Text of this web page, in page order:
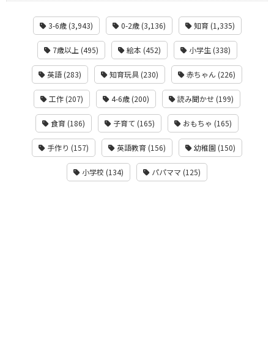
3-6歳 (3,943) 0-2歳 (3,136) 知育 (1,335)
7歳以上 (495) 絵本 (452) 小学生 (338)
英語 (283) 知育玩具 (230) 赤ちゃん (226)
工作 (207) 4-6歳 (200) 読み聞かせ (199)
食育 (186) 子育て (165) おもちゃ (165)
手作り (157) 英語教育 (156) 幼稚園 (150)
小学校 (134) パパママ (125)